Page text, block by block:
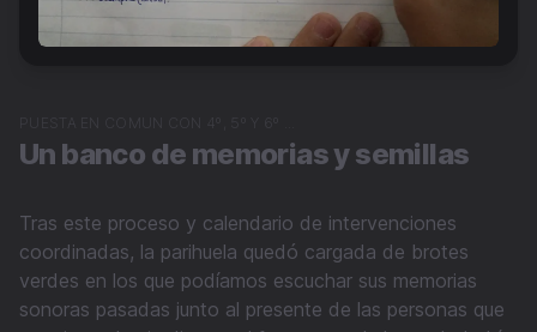
PUESTA EN COMUN CON 4º, 5º Y 6º ...
Un banco de memorias y semillas
Tras este proceso y calendario de intervenciones
coordinadas, la parihuela quedó cargada de brotes
verdes en los que podíamos escuchar sus memorias
sonoras pasadas junto al presente de las personas que